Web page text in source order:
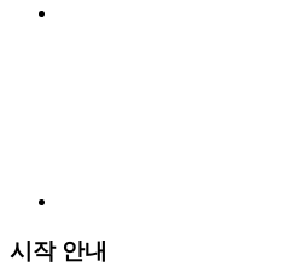
시작 안내